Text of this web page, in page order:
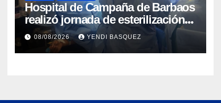
Hospital de Campaña de Barbaos
realizó jornada de esterilización
quirúrgica en Guarenas
08/08/2026 YENDI BASQUEZ